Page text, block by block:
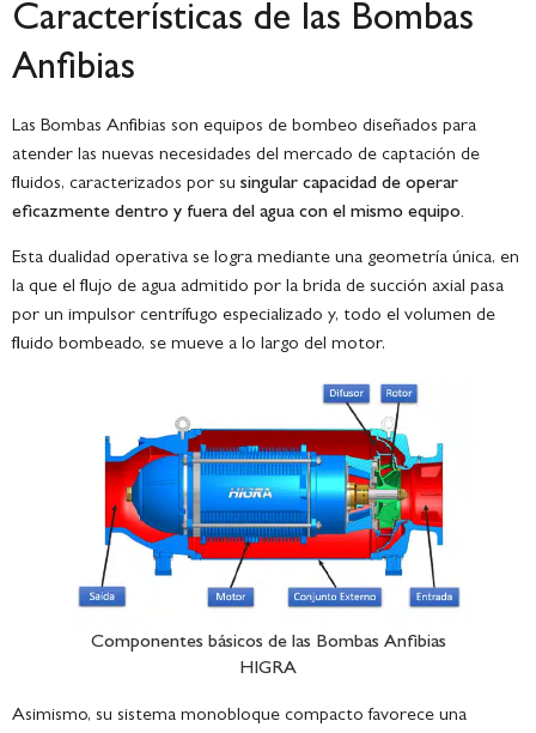
Características de las Bombas
Anfibias
Las Bombas Anfibias son equipos de bombeo diseñados para
atender las nuevas necesidades del mercado de captación de
fluidos, caracterizados por su singular capacidad de operar
eficazmente dentro y fuera del agua con el mismo equipo.
Esta dualidad operativa se logra mediante una geometría única, en
la que el flujo de agua admitido por la brida de succión axial pasa
por un impulsor centrífugo especializado y, todo el volumen de
fluido bombeado, se mueve a lo largo del motor.
Componentes básicos de las Bombas Anfibias
HIGRA
Asimismo, su sistema monobloque compacto favorece una